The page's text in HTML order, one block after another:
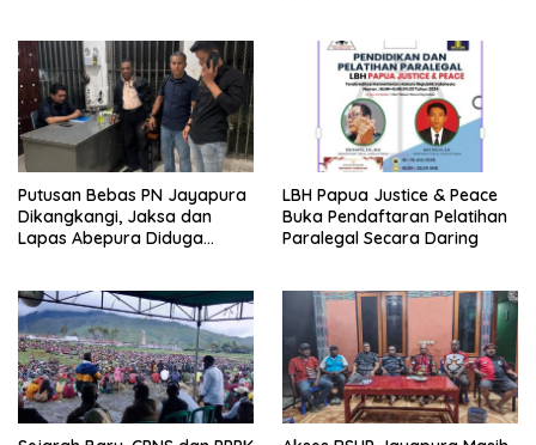
Putusan Bebas PN Jayapura
Dikangkangi, Jaksa dan
Lapas Abepura Diduga
LBH Papua Justice & Peace
Buka Pendaftaran Pelatihan
Paralegal Secara Daring